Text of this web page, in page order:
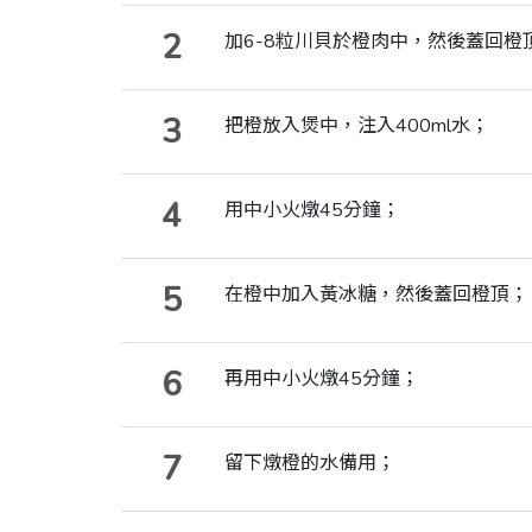
2 加6-8粒川貝於橙肉中，然後蓋回橙
3 把橙放入煲中，注入400ml水；
4 用中小火燉45分鐘；
5 在橙中加入黃冰糖，然後蓋回橙頂；
6 再用中小火燉45分鐘；
7 留下燉橙的水備用；